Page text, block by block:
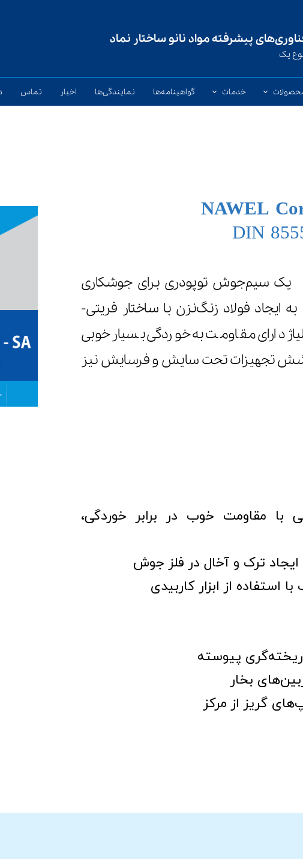
خدمات گواهینامه‌ها نمایندگی‌ها اخبار تماس
پیشرفته مواد نانو ساختار نماد
یک
NAWEL
DIN
NAWEL Corrosion 410 یک سیم‌جوش توپودری برای جوشکاری
ایجاد فولاد زنگ‌نزن با ساختار فریتی-
دارای مقاومت به خوردگی بسیار خوبی
تجهیزات تحت سایش و فرسایش نیز
با مقاومت خوب در برابر خوردگی،
ایجاد ترک و آخال در فلز جوش
استفاده از ابزار کاربیدی
پیوسته
بخار
گریز از مرکز